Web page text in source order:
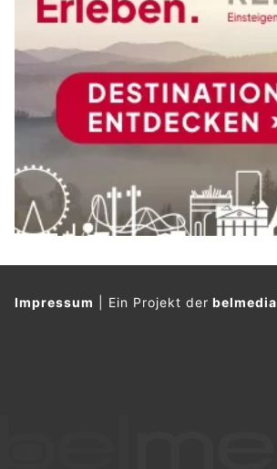
Impressum Ein Projekt derbelmedia